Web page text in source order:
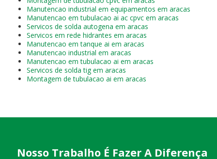
Manutencao industrial em equipamentos em aracas
Manutencao em tubulacao ai ac cpvc em aracas
Servicos de solda autogena em aracas
Servicos em rede hidrantes em aracas
Manutencao em tanque ai em aracas
Manutencao industrial em aracas
Manutencao em tubulacao ai em aracas
Servicos de solda tig em aracas
Montagem de tubulacao ai em aracas
Nosso Trabalho É Fazer A Diferença